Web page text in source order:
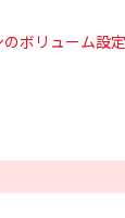
ボリューム設